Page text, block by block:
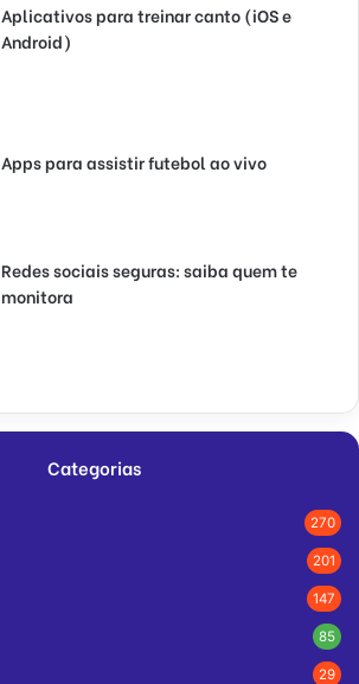
Aplicativos para treinar canto (iOS e
Android)
Apps para assistir futebol ao vivo
Redes sociais seguras: saiba quem te
monitora
Categorias
270
201
147
85
29